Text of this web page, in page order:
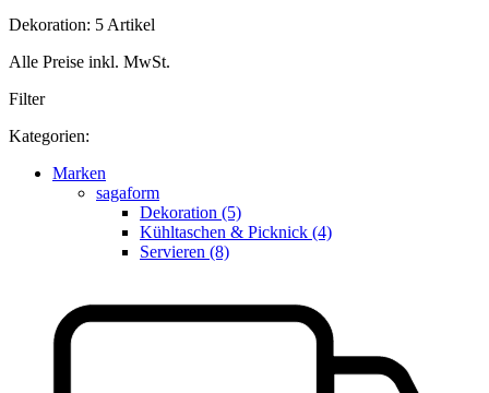
Dekoration: 5 Artikel
Alle Preise inkl. MwSt.
Filter
Kategorien:
Marken
sagaform
Dekoration (5)
Kühltaschen & Picknick (4)
Servieren (8)